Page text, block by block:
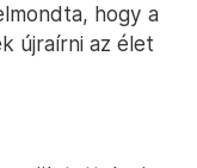
hogy a
újraírni az élet